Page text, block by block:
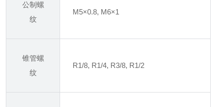
公制螺
纹
M5×0.8, M6×1
锥管螺
纹
R1/8, R1/4, R3/8, R1/2